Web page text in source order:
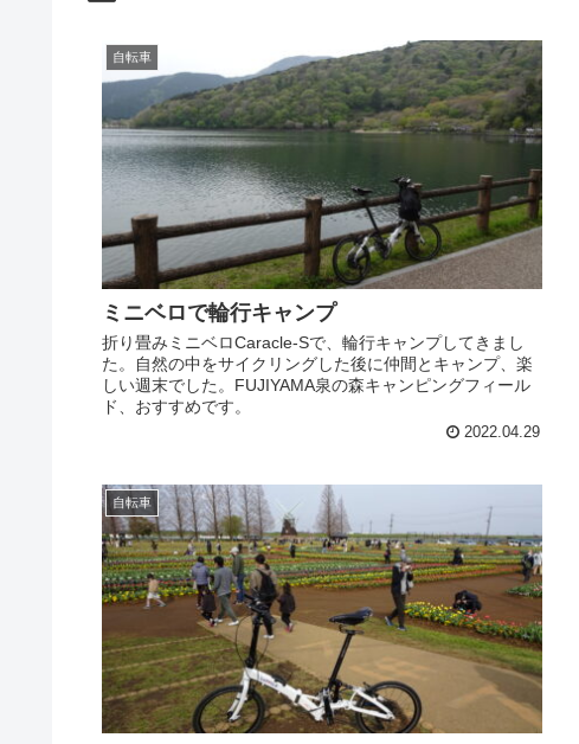
自転車
ミニベロで輪行キャンプ
折り畳みミニベロCaracle-Sで、輪行キャンプしてきまし
た。自然の中をサイクリングした後に仲間とキャンプ、楽
しい週末でした。FUJIYAMA泉の森キャンピングフィール
ド、おすすめです。
2022.04.29
自転車